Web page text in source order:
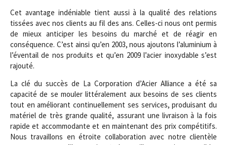
Cet avantage indéniable tient aussi à la qualité des relations
tissées avec nos clients au fil des ans. Celles-ci nous ont permis
de mieux anticiper les besoins du marché et de réagir en
conséquence. C’est ainsi qu’en 2003, nous ajoutons l’aluminium à
l’éventail de nos produits et qu’en 2009 l’acier inoxydable s’est
rajouté.
La clé du succès de La Corporation d’Acier Alliance a été sa
capacité de se mouler littéralement aux besoins de ses clients
tout en améliorant continuellement ses services, produisant du
matériel de très grande qualité, assurant une livraison à la fois
rapide et accommodante et en maintenant des prix compétitifs.
Nous travaillons en étroite collaboration avec notre clientèle